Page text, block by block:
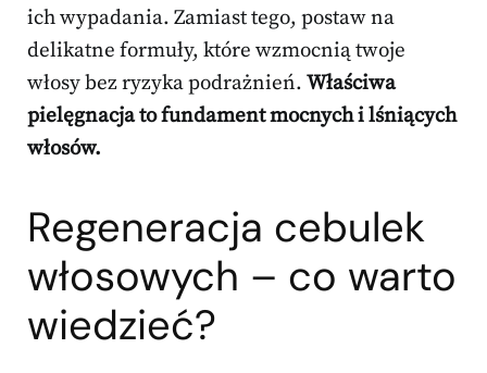
ich wypadania. Zamiast tego, postaw na
delikatne formuły, które wzmocnią twoje
włosy bez ryzyka podrażnień. Właściwa
pielęgnacja to fundament mocnych i lśniących
włosów.
Regeneracja cebulek
włosowych – co warto
wiedzieć?